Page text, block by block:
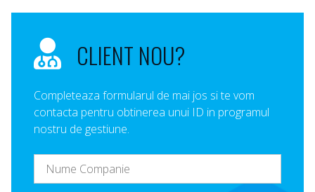
CLIENT NOU?
Completeaza formularul de mai jos si te vom
contacta pentru obtinerea unui ID in programul
nostru de gestiune.